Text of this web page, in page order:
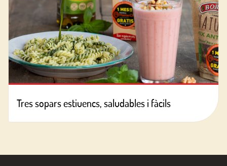
Tres sopars estiuencs, saludables i fàcils